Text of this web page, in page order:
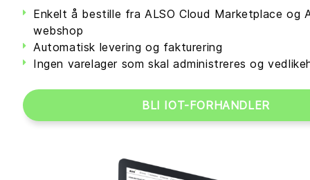
Enkelt å bestille fra ALSO Cloud Marketplace og
webshop
Automatisk levering og fakturering
Ingen varelager som skal administreres og
BLI IOT-FORHANDLER